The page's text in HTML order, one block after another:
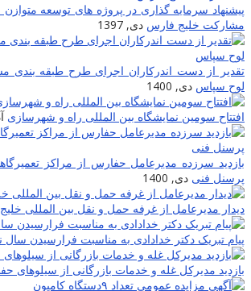
پیشنهاد سرمایه گذاری در پروژه های توسعه
مشارکت خلیج فارس دی, 1397
تقدیر از دست اندرکاران اجرای طرح طبقه بندی
لوح سپاس دی, 1400
افتتاح سومین نمایشگاه بین المللی راه و شهرسازی
بازدید سرزده مدیرعامل حفارس از مراکز
پرسنل فنی دی, 1400
دیدار مدیرعامل از غرفه حمل و نقل بین المللی
پیام تبریک دکتر خدادادی به مناسبت فرارسیدن سال
بازدید مدیرکل غله و خدمات بازرگانی از سیلوهای